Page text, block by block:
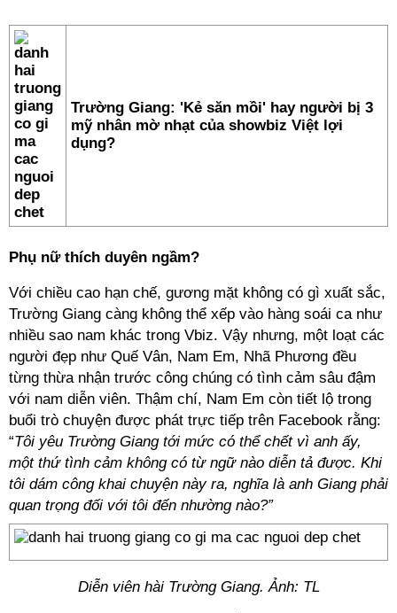
Trường Giang: 'Kẻ săn mồi' hay người bị 3
mỹ nhân mờ nhạt của showbiz Việt lợi
dụng?
Phụ nữ thích duyên ngầm?
Với chiều cao hạn chế, gương mặt không có gì xuất sắc,
Trường Giang càng không thể xếp vào hàng soái ca như
nhiều sao nam khác trong Vbiz. Vậy nhưng, một loạt các
người đẹp như Quế Vân, Nam Em, Nhã Phương đều
từng thừa nhận trước công chúng có tình cảm sâu đậm
với nam diễn viên. Thậm chí, Nam Em còn tiết lộ trong
buổi trò chuyện được phát trực tiếp trên Facebook rằng:
“Tôi yêu Trường Giang tới mức có thể chết vì anh ấy,
một thứ tình cảm không có từ ngữ nào diễn tả được. Khi
tôi dám công khai chuyện này ra, nghĩa là anh Giang phải
quan trọng đối với tôi đến nhường nào?”
Diễn viên hài Trường Giang. Ảnh: TL